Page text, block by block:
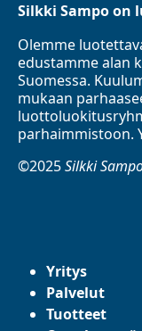
Silkki Sampo on
Olemme
edustamme alan
Suomessa.
mukaan
parhaimmistoon.
©2025Silkki
Yritys
Palvelut
Tuotteet